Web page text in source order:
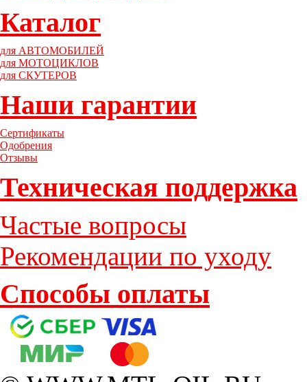
Каталог
для АВТОМОБИЛЕЙ
для МОТОЦИКЛОВ
для СКУТЕРОВ
Наши гарантии
Сертификаты
Одобрения
Отзывы
Техническая поддержка
Частые вопросы
Рекомендации по уходу
Способы оплаты